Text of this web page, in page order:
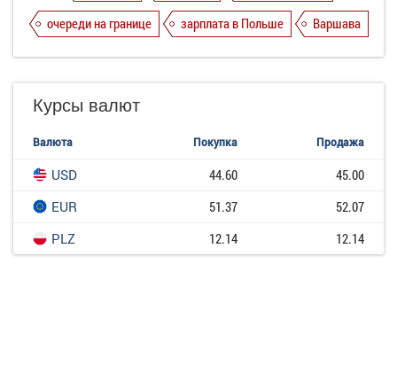
очереди на границе
зарплата в Польше Варшава
Курсы валют
Валюта Покупка Продажа
USD 44.60
45.00
EUR
51.37
52.07
PLZ
12.14 12.14